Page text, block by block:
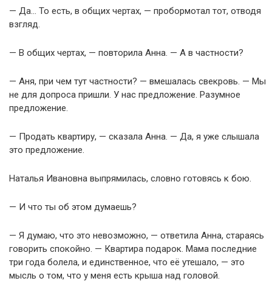
— Да… То есть, в общих чертах, — пробормотал тот, отводя
взгляд.
— В общих чертах, — повторила Анна. — А в частности?
— Аня, при чем тут частности? — вмешалась свекровь. — Мы
не для допроса пришли. У нас предложение. Разумное
предложение.
— Продать квартиру, — сказала Анна. — Да, я уже слышала
это предложение.
Наталья Ивановна выпрямилась, словно готовясь к бою.
— И что ты об этом думаешь?
— Я думаю, что это невозможно, — ответила Анна, стараясь
говорить спокойно. — Квартира подарок. Мама последние
три года болела, и единственное, что её утешало, — это
мысль о том, что у меня есть крыша над головой.